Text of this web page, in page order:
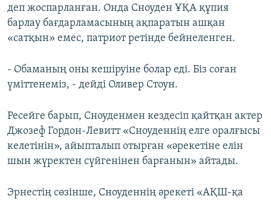
деп жоспарланған. Онда Сноуден ҰҚА құпия
барлау бағдарламасының ақпаратын ашқан
«сатқын» емес, патриот ретінде бейнеленген.
- Обаманың оны кешіруіне болар еді. Біз соған
үміттенеміз, - дейді Оливер Стоун.
Ресейге барып, Сноуденмен кездесіп қайтқан актер
Джозеф Гордон-Левитт «Сноуденнің елге оралғысы
келетінін», айыпталып отырған «әрекетіне елін
шын жүректен сүйгенінен барғанын» айтады.
Эрнестің сөзінше, Сноуденнің әрекеті «АҚШ-қа